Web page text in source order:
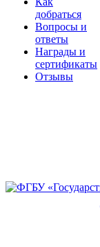
добраться
Вопросы и
ответы
Награды и
сертификаты
Отзывы